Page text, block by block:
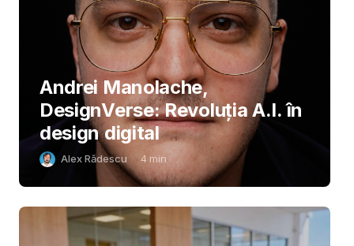
Andrei Manolache,
DesignVerse: Revoluția A.I. în
design digital
Alex Rădescu 4 min